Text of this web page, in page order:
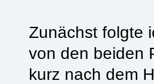
Zunächst folgte
von den beiden
kurz nach dem